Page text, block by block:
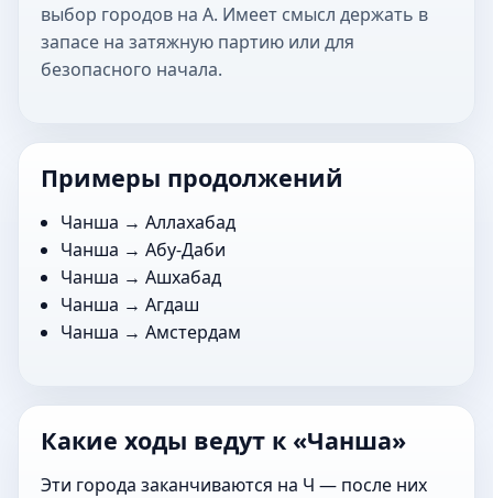
выбор городов на А. Имеет смысл держать в
запасе на затяжную партию или для
безопасного начала.
Примеры продолжений
Чанша →Аллахабад
Чанша →Абу-Даби
Чанша →Ашхабад
Чанша →Агдаш
Чанша →Амстердам
Какие ходы ведут к «Чанша»
Эти города заканчиваются на Ч — после них